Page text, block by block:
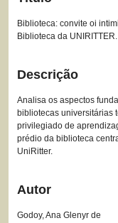
Biblioteca: convite oi
Biblioteca da UNIRITTER.
Descrição
Analisa os aspectos
bibliotecas universitárias
privilegiado de
prédio da biblioteca
UniRitter.
Autor
Godoy, Ana Glenyr de